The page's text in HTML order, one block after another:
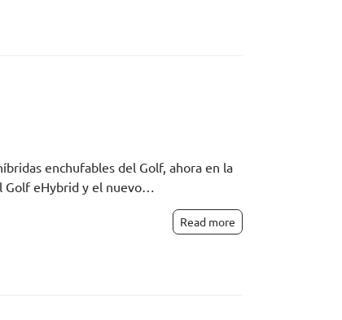
enchufables del Golf, ahora en la
Golf eHybrid y el nuevo…
Read more